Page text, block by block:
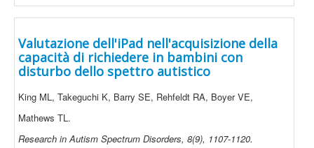
Valutazione dell'iPad nell'acquisizione della
capacità di richiedere in bambini con
disturbo dello spettro autistico
King ML, Takeguchi K, Barry SE, Rehfeldt RA, Boyer VE,
Mathews TL.
Research in Autism Spectrum Disorders, 8(9), 1107-1120.